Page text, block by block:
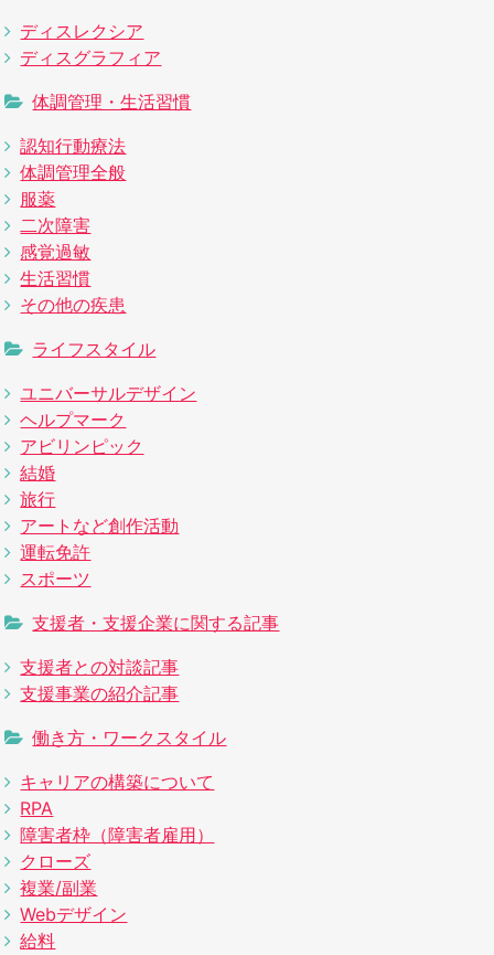
ディスレクシア
ディスグラフィア
体調管理・生活習慣
認知行動療法
体調管理全般
服薬
二次障害
感覚過敏
生活習慣
その他の疾患
ライフスタイル
ユニバーサルデザイン
ヘルプマーク
アビリンピック
結婚
旅行
アートなど創作活動
運転免許
スポーツ
支援者・支援企業に関する記事
支援者との対談記事
支援事業の紹介記事
働き方・ワークスタイル
キャリアの構築について
RPA
障害者枠（障害者雇用）
クローズ
複業/副業
Webデザイン
給料